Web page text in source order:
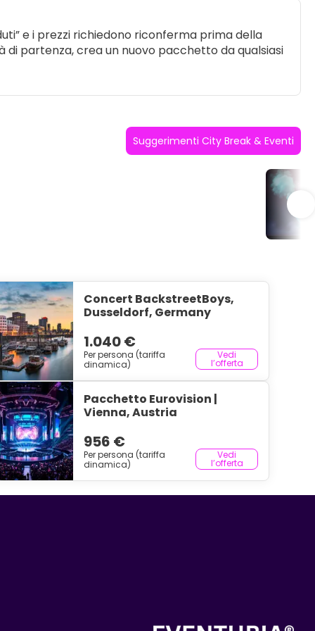
e i prezzi richiedono riconferma prima della
partenza, crea un nuovo pacchetto da qualsiasi
Suggerimenti City Break & Eventi
Concert BackstreetBoys,
Dusseldorf, Germany
1.040 €
Per persona (tariffa
dinamica)
Vedi
l’offerta
Pacchetto Eurovision |
Vienna, Austria
956 €
Per persona (tariffa
dinamica)
Vedi
l’offerta